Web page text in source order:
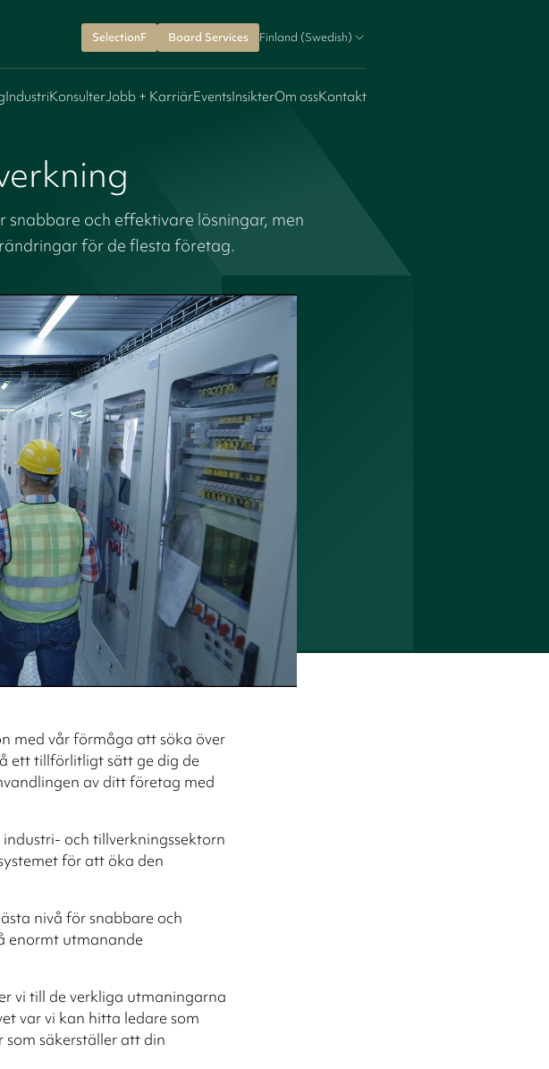
SelectionF Board Services Finland (Swedish)
IndustriKonsulterJobb + KarriärEventsInsikterOm ossKontakt
och effektivare lösningar, men
för de flesta företag.
med vår förmåga att söka över
ett tillförlitligt sätt ge dig de
av ditt företag med
och tillverkningssektorn
för att öka den
nivå för snabbare och
enormt utmanande
vi till de verkliga utmaningarna
var vi kan hitta ledare som
säkerställer att din